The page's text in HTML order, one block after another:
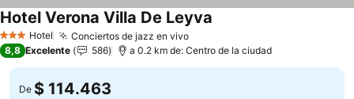
3 Estrellas
Hotel Conciertos de jazz en vivo
Hotel Verona Villa De Leyva
8,8 Excelente 586 a 0.2 km de: Centro de la ciudad
De $ 114.463